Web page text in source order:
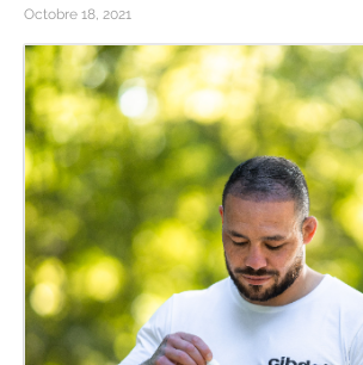
Octobre 18, 2021